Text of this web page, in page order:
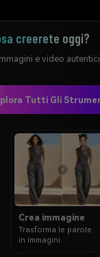
creerete oggi?
e video
Tutti Gli
Crea immagine
Trasforma le parole
in immagini